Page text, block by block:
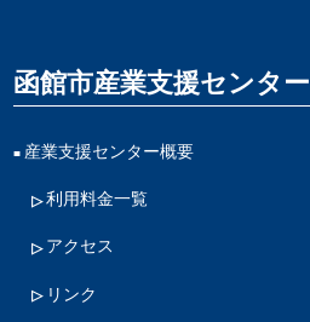
函館市産業支援センター
産業支援センター概要
利用料金一覧
アクセス
リンク